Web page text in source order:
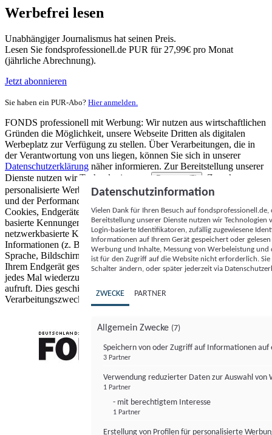
Werbefrei lesen
Unabhängiger Journalismus hat seinen Preis.
Lesen Sie fondsprofessionell.de PUR für 27,99€ pro Monat
(jährliche Abrechnung).
Jetzt abonnieren
Sie haben ein PUR-Abo? Hier anmelden.
FONDS professionell mit Werbung: Wir nutzen aus wirtschaftlichen
Gründen die Möglichkeit, unsere Webseite Dritten als digitalen
Werbeplatz zur Verfügung zu stellen. Über Verarbeitungen, die in
der Verantwortung von uns liegen, können Sie sich in unserer
Datenschutzerklärung näher informieren. Zur Bereitstellung unserer
Dienste nutzen wir Technologien von
Partnern (5)
. Zwecke:
personalisierte Werbung und Inhalte, Messung von Werbeleistung
und der Performance von Inhalten sowie Zielgruppenforschung.
Cookies, Endgeräte- oder ähnliche Online-Kennungen (z. B. login-
basierte Kennungen, zufällig generierte Kennungen,
netzwerkbasierte Kennungen) können zusammen mit anderen
Informationen (z. B. Browsertyp und Browserinformationen,
Sprache, Bildschirmgröße, unterstützte Technologien usw.) auf
Ihrem Endgerät gespeichert oder von dort ausgelesen werden, um es
jedes Mal wiederzuerkennen, wenn es eine App oder einer Webseite
aufruft. Dies geschieht für einen oder mehrere der hier aufgeführten
Verarbeitungszwecke.
Datenschutzinformation
Vielen Dank für Ihren Besuch auf
Bereitstellung unserer Dienste nutzen wir Technologien
Login-basierte Identifikatoren, zufällig zugewiesene
Informationen auf Ihrem Gerät gespeichert oder
Werbung und Inhalte, Messung von Werbeleistung
ist für den Zugriff auf die Website nicht erforderlich.
Schalter ändern, oder später jederzeit via
ZWECKE PARTNER
Allgemein Zwecke (7)
Speichern von oder Zugriff auf Informationen auf
3 Partner
Verwendung reduzierter Daten zur Auswahl von
1 Partner
- mit berechtigtem Interesse
1 Partner
Erstellung von Profilen für personalisierte
FONDS professionell